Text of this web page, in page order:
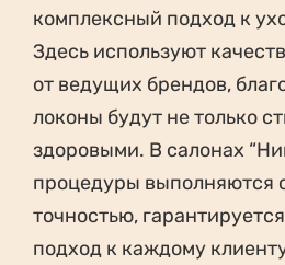
комплексный подход к
Здесь используют
от ведущих брендов,
локоны будут не только
здоровыми. В салонах
процедуры выполняются
точностью,
подход к каждому